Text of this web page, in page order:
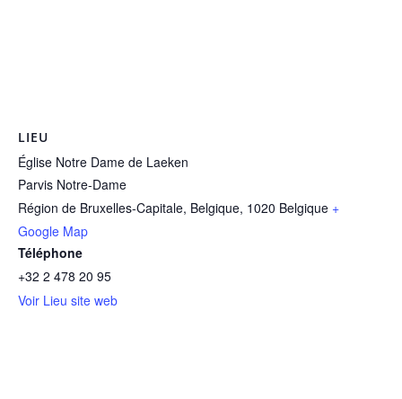
LIEU
Église Notre Dame de Laeken
Parvis Notre-Dame
Région de Bruxelles-Capitale, Belgique, 1020 Belgique +
Google Map
Téléphone
+32 2 478 20 95
Voir Lieu site web